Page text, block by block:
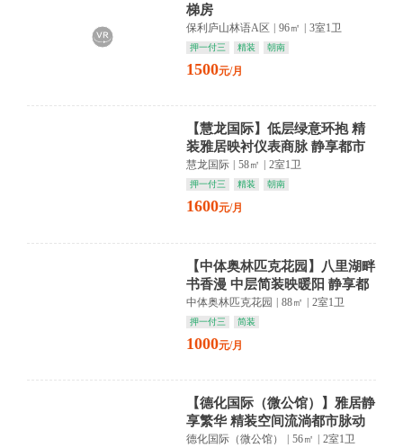
梯房
保利庐山林语A区 | 96㎡ | 3室1卫
押一付三 精装 朝南
1500元/月
【慧龙国际】低层绿意环抱 精
装雅居映衬仪表商脉 静享都市
慢时光
慧龙国际 58㎡ 2室1卫
押一付三 精装 朝南
1600元/月
【中体奥林匹克花园】八里湖畔
书香漫 中层简装映暖阳 静享都
市慢时光
中体奥林匹克花园 | 88㎡ | 2室1卫
押一付三 简装
1000元/月
【德化国际（微公馆）】雅居静
享繁华 精装空间流淌都市脉动
德化路商圈生活触手
德化国际（微公馆） 56㎡ 2室1卫